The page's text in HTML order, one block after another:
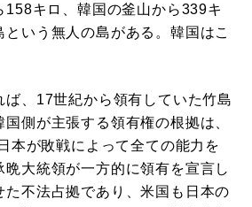
キロ、韓国の釜山から339キ
という無人の島がある。韓国はこ
、17世紀から領有していた竹島
側が主張する領有権の根拠は、
本が敗戦によって全ての能力を
晩大統領が一方的に領有を宣言し
た不法占拠であり、米国も日本の